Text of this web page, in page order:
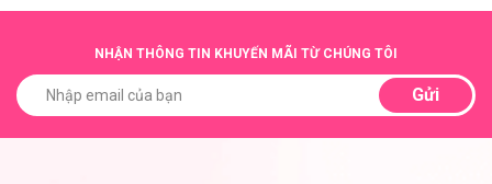
NHẬN THÔNG TIN KHUYẾN MÃI TỪ CHÚNG TÔI
Gửi